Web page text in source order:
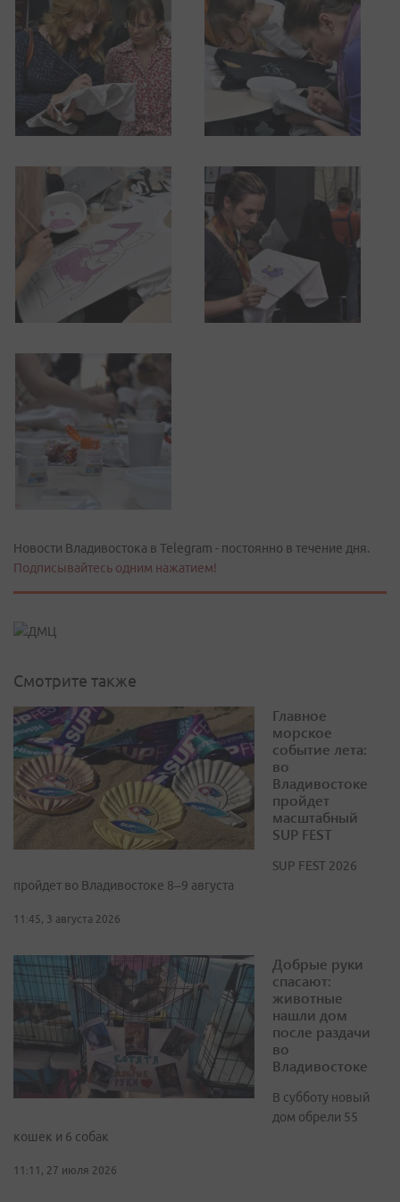
Новости Владивостока в Telegram - постоянно в течение дня.
Подписывайтесь одним нажатием!
Смотрите также
Главное
морское
событие лета:
во
Владивостоке
пройдет
масштабный
SUP FEST
SUP FEST 2026
пройдет во Владивостоке 8–9 августа
11:45, 3 августа 2026
Добрые руки
спасают:
животные
нашли дом
после раздачи
во
Владивостоке
В субботу новый
дом обрели 55
кошек и 6 собак
11:11, 27 июля 2026